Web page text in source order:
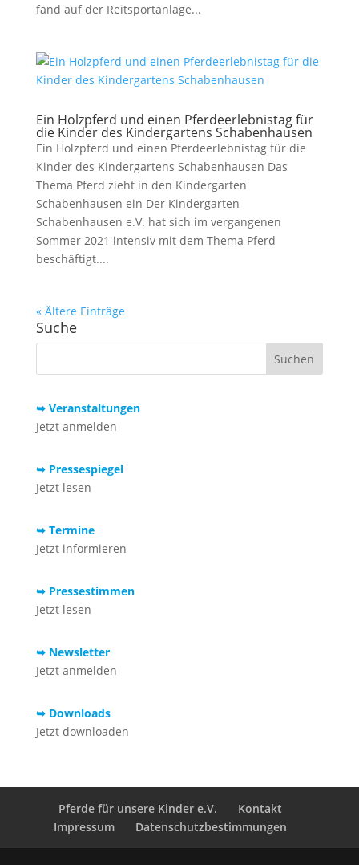
fand auf der Reitsportanlage...
Ein Holzpferd und einen Pferdeerlebnistag für
die Kinder des Kindergartens Schabenhausen
Ein Holzpferd und einen Pferdeerlebnistag für die
Kinder des Kindergartens Schabenhausen Das
Thema Pferd zieht in den Kindergarten
Schabenhausen ein Der Kindergarten
Schabenhausen e.V. hat sich im vergangenen
Sommer 2021 intensiv mit dem Thema Pferd
beschäftigt....
« Ältere Einträge
Suche
➥ Veranstaltungen
Jetzt anmelden
➥ Pressespiegel
Jetzt lesen
➥ Termine
Jetzt informieren
➥ Pressestimmen
Jetzt lesen
➥ Newsletter
Jetzt anmelden
➥ Downloads
Jetzt downloaden
Pferde für unsere Kinder e.V.
Kontakt
Impressum
Datenschutzbestimmungen